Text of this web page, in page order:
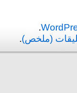
.
(ملخص).